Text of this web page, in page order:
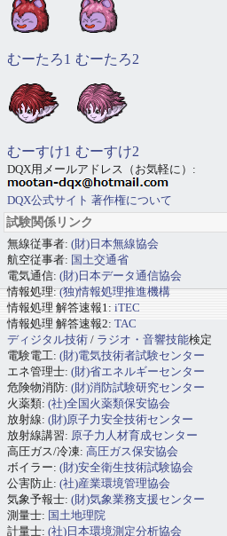
むーたろ1 むーたろ2
むーすけ1 むーすけ2
DQX用メールアドレス（お気軽に）:
DQX公式サイト 著作権について
試験関係リンク
無線従事者: (財)日本無線協会
航空従事者: 国土交通省
電気通信: (財)日本データ通信協会
情報処理:(独)情報処理推進機構
情報処理 解答速報1: iTEC
情報処理 解答速報2: TAC
ディジタル技術 / ラジオ・音響技能検定
電験電工: (財)電気技術者試験センター
エネ管理士: (財)省エネルギーセンター
危険物消防: (財)消防試験研究センター
火薬類: (社)全国火薬類保安協会
放射線: (財)原子力安全技術センター
放射線講習: 原子力人材育成センター
高圧ガス/冷凍: 高圧ガス保安協会
ボイラー: (財)安全衛生技術試験協会
公害防止: (社)産業環境管理協会
気象予報士: (財)気象業務支援センター
測量士: 国土地理院
計量士: (社)日本環境測定分析協会